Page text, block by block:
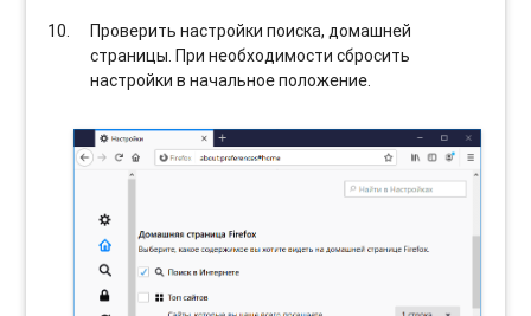
Проверить настройки поиска, домашней
страницы. При необходимости сбросить
настройки в начальное положение.